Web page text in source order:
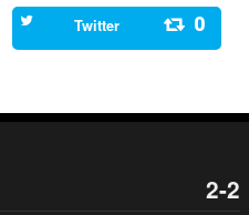
Twitter 0
2-2